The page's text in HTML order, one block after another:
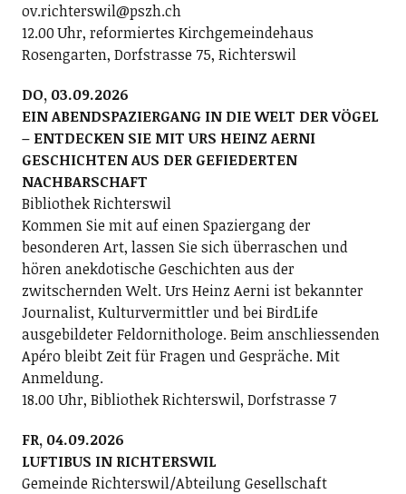
ov.richterswil@pszh.ch
12.00 Uhr, reformiertes Kirchgemeindehaus
Rosengarten, Dorfstrasse 75, Richterswil
DO, 03.09.2026
EIN ABENDSPAZIERGANG IN DIE WELT DER VÖGEL
– ENTDECKEN SIE MIT URS HEINZ AERNI
GESCHICHTEN AUS DER GEFIEDERTEN
NACHBARSCHAFT
Bibliothek Richterswil
Kommen Sie mit auf einen Spaziergang der
besonderen Art, lassen Sie sich überraschen und
hören anekdotische Geschichten aus der
zwitschernden Welt. Urs Heinz Aerni ist bekannter
Journalist, Kulturvermittler und bei BirdLife
ausgebildeter Feldornithologe. Beim anschliessenden
Apéro bleibt Zeit für Fragen und Gespräche. Mit
Anmeldung.
18.00 Uhr, Bibliothek Richterswil, Dorfstrasse 7
FR, 04.09.2026
LUFTIBUS IN RICHTERSWIL
Gemeinde Richterswil/Abteilung Gesellschaft